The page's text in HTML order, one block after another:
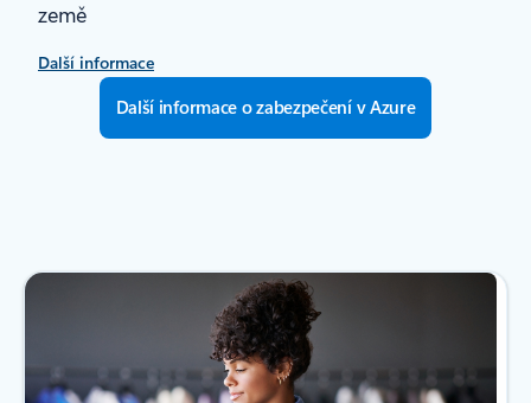
země
Další informace
Další informace o zabezpečení v Azure